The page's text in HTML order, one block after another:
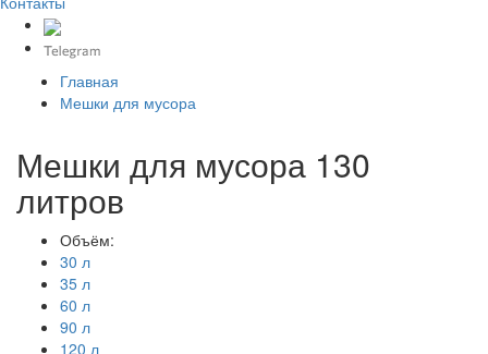
Главная
Мешки для мусора
Мешки для мусора 130
литров
Объём:
30 л
35 л
60 л
90 л
120 л